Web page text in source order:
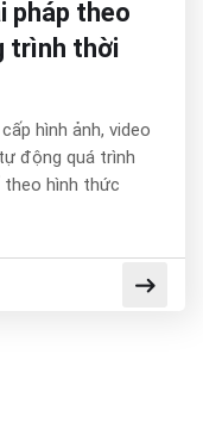
pháp theo
trình thời
hình ảnh, video
động quá trình
theo hình thức